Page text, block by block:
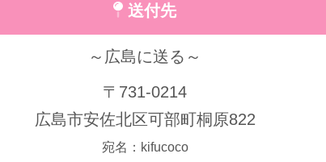
送付先
～広島に送る～
〒731-0214
広島市安佐北区可部町桐原822
宛名：kifucoco